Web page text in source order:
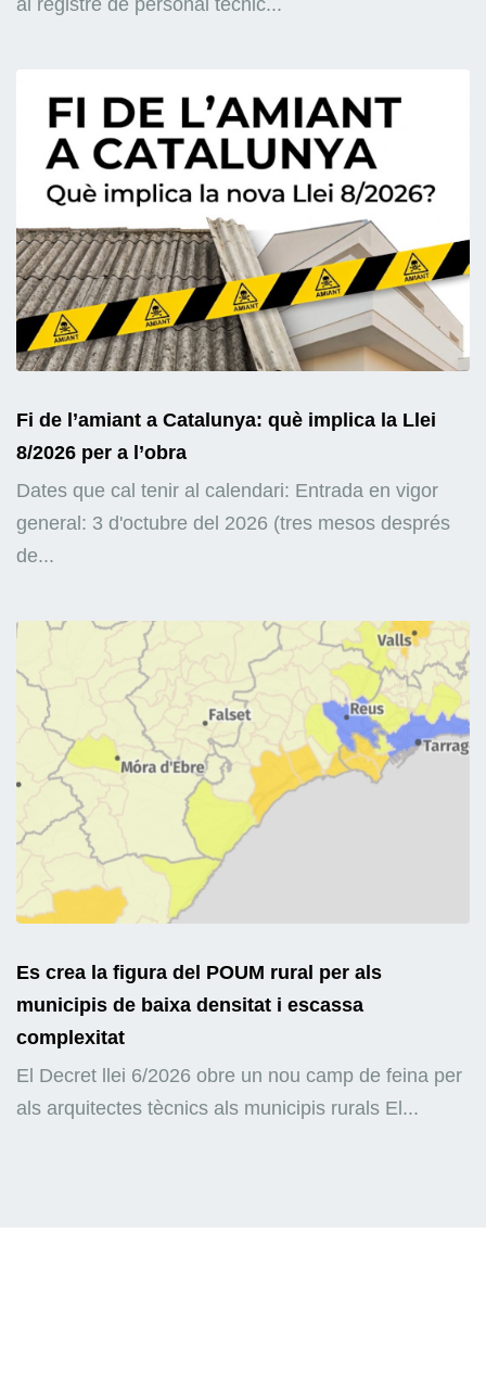
Fi de l’amiant a Catalunya: què implica la Llei
8/2026 per a l’obra
Dates que cal tenir al calendari: Entrada en vigor
general: 3 d'octubre del 2026 (tres mesos després
de...
Es crea la figura del POUM rural per als
municipis de baixa densitat i escassa
complexitat
El Decret llei 6/2026 obre un nou camp de feina per
als arquitectes tècnics als municipis rurals El...